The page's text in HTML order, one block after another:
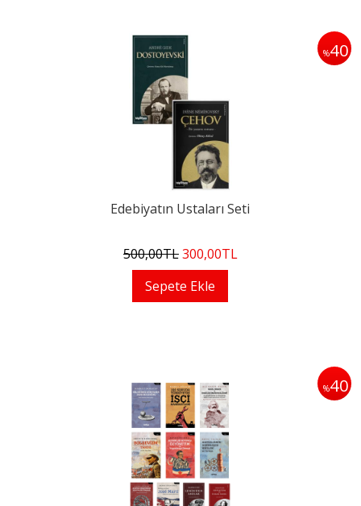
%40
Edebiyatın Ustaları Seti
500,00TL300,00TL
Sepete Ekle
%40